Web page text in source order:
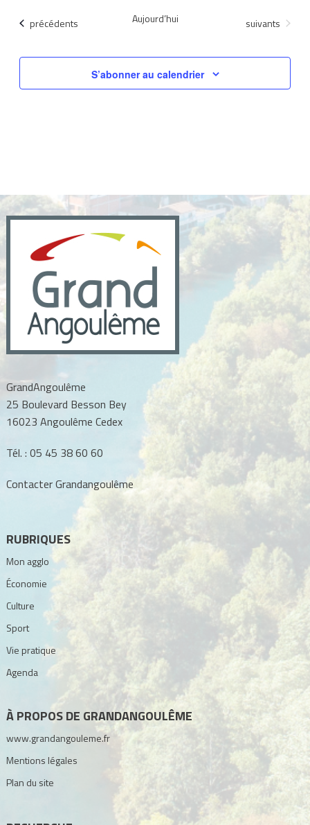
date.Évènements
précédents Aujourd’hui Évènements
suivants
S’abonner au calendrier
GrandAngoulême
25 Boulevard Besson Bey
16023 Angoulême Cedex
Tél. : 05 45 38 60 60
Contacter Grandangoulême
RUBRIQUES
Mon agglo
Économie
Culture
Sport
Vie pratique
Agenda
À PROPOS DE GRANDANGOULÊME
www.grandangouleme.fr
Mentions légales
Plan du site